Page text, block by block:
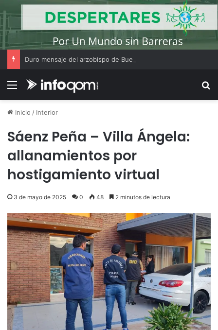
Menú
Inicio / Interior
Sáenz Peña – Villa Ángela:
allanamientos por
hostigamiento virtual
3 de mayo de 2025 0 48 2 minutos de lectura